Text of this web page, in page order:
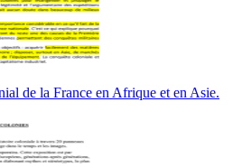
de la France en Afrique et en Asie.